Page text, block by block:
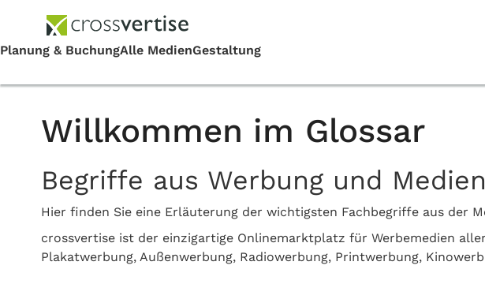
Willkommen im Glossar
Begriffe aus Werbung und Medien
Hier finden Sie eine Erläuterung der wichtigsten Fachbegriffe aus der
crossvertise ist der einzigartige Onlinemarktplatz für Werbemedien
Plakatwerbung, Außenwerbung, Radiowerbung, Printwerbung,